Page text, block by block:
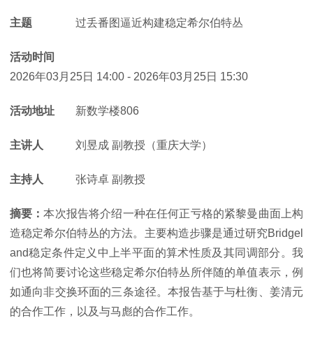
主题 过丢番图逼近构建稳定希尔伯特丛
活动时间
2026年03月25日 14:00 - 2026年03月25日 15:30
活动地址 新数学楼806
主讲人 刘昱成 副教授（重庆大学）
主持人 张诗卓 副教授
摘要：本次报告将介绍一种在任何正亏格的紧黎曼曲面上构
造稳定希尔伯特丛的方法。主要构造步骤是通过研究Bridgel
and稳定条件定义中上半平面的算术性质及其同调部分。我
们也将简要讨论这些稳定希尔伯特丛所伴随的单值表示，例
如通向非交换环面的三条途径。本报告基于与杜衡、姜清元
的合作工作，以及与马彪的合作工作。